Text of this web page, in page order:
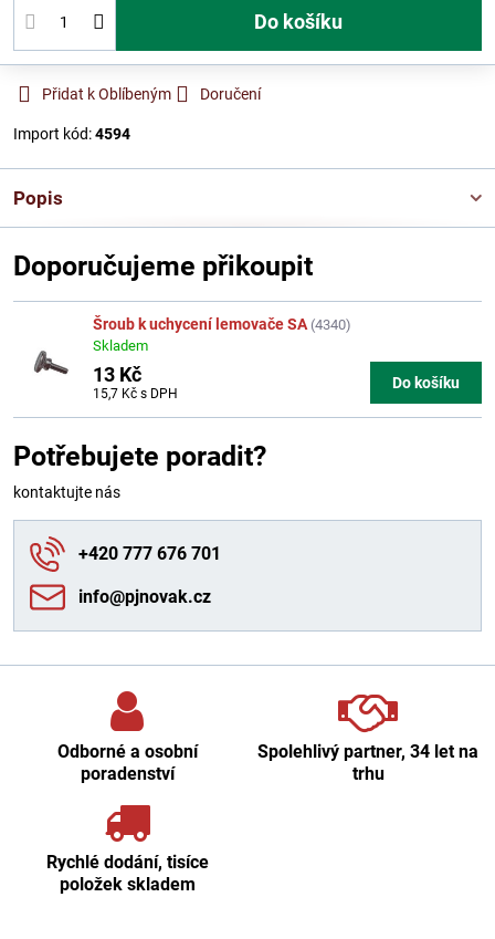
Do košíku
Přidat k Oblíbeným Doručení
Import kód:4594
Popis
Doporučujeme přikoupit
Šroub k uchycení lemovače SA (4340)
Skladem
13 Kč
15,7 Kč s DPH
Do košíku
Potřebujete poradit?
kontaktujte nás
+420 777 676 701
info​@pjnovak​.cz
Odborné a osobní
poradenství
Spolehlivý partner, 34 let na
trhu
Rychlé dodání, tisíce
položek skladem